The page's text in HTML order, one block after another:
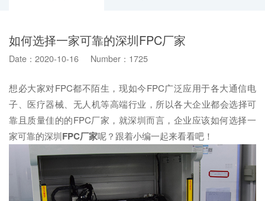
如何选择一家可靠的深圳FPC厂家
Date：2020-10-16 Number：1725
想必大家对FPC都不陌生，现如今FPC广泛应用于各大通信电
子、医疗器械、无人机等高端行业，所以各大企业都会选择可
靠且质量佳的的FPC厂家，就深圳而言，企业应该如何选择一
家可靠的深圳FPC厂家呢？跟着小编一起来看看吧！